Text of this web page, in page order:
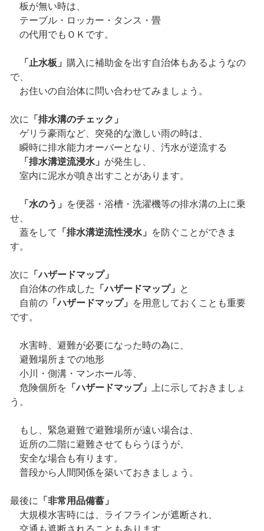
板が無い時は、
テーブル・ロッカー・タンス・畳
の代用でもＯＫです。
「止水板」 購入に補助金を出す自治体もあるようなの
で、
お住いの自治体に問い合わせてみましょう。
次に
「排水溝のチェック」
ゲリラ豪雨など、突発的な激しい雨の時は、
瞬時に排水能力オーバーとなり、汚水が逆流する
「排水溝逆流浸水」 が発生し、
室内に泥水が噴き出すことがあります。
「水のう」
を便器・浴槽・洗濯機等の排水溝の上に乗
せ、
蓋をして
「排水溝逆流性浸水」
を防ぐことができま
す。
次に
「ハザードマップ」
自治体の作成した
「ハザードマップ」
と
自前の「ハザードマップ」
を用意しておくことも重要
です。
水害時、避難が必要になった時の為に、
避難場所までの地形
小川・側溝・マンホール等、
危険個所を 「ハザードマップ」
上に示しておきましょ
う。
もし、緊急避難で避難場所が遠い場合は、
近所の二階に避難させてもらうほうが、
安全な場合も有ります。
普段から人間関係を築いておきましょう。
最後に
「非常用品備蓄」
大規模水害時には、ライフラインが遮断され、